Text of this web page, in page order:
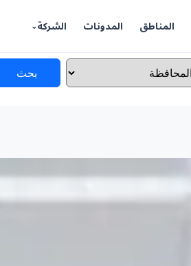
المناطق المدونات الشركة
بحث